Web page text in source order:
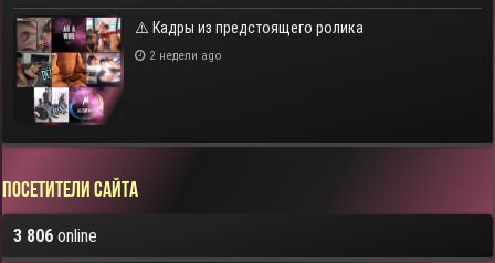
⚠️ Кадры из предстоящего ролика
2 недели ago
Посетители сайта
3 806 online